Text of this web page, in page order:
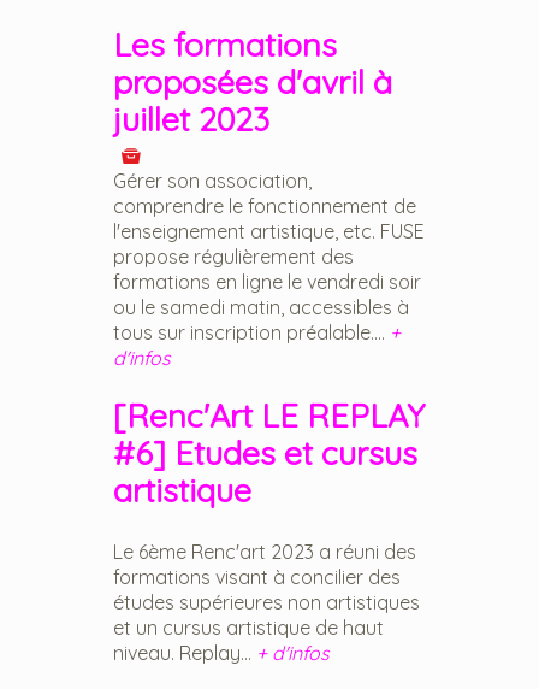
Les formations
proposées d'avril à
juillet 2023
Gérer son association,
comprendre le fonctionnement de
l'enseignement artistique, etc. FUSE
propose régulièrement des
formations en ligne le vendredi soir
ou le samedi matin, accessibles à
tous sur inscription préalable.... +
d'infos
[Renc'Art LE REPLAY
#6] Etudes et cursus
artistique
Le 6ème Renc'art 2023 a réuni des
formations visant à concilier des
études supérieures non artistiques
et un cursus artistique de haut
niveau. Replay... + d'infos